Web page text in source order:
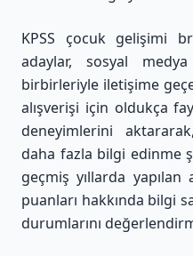
KPSS çocuk gelişimi
adaylar, sosyal
birbirleriyle iletişime
alışverişi için oldukça
deneyimlerini
daha fazla bilgi edinme
geçmiş yıllarda
puanları hakkında bilgi
durumlarını